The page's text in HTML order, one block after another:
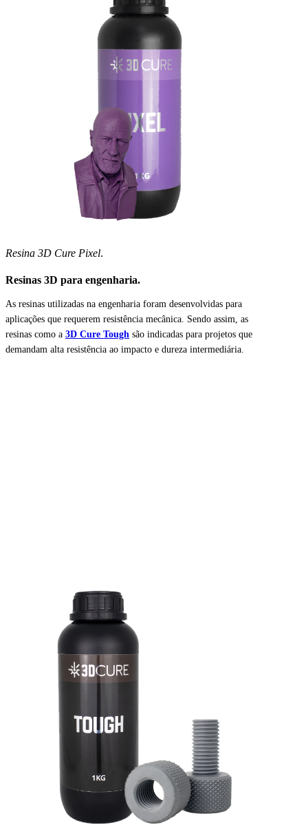
Resina 3D Cure Pixel.
Resinas 3D para engenharia.
As resinas utilizadas na engenharia foram desenvolvidas para
aplicações que requerem resistência mecânica. Sendo assim, as
resinas como a 3D Cure Tough são indicadas para projetos que
demandam alta resistência ao impacto e dureza intermediária.